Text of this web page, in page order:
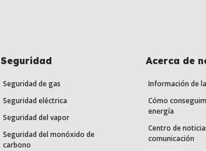
Seguridad
Seguridad de gas
Seguridad eléctrica
Seguridad del vapor
Seguridad del monóxido de
carbono
Acerca de
Información de
Cómo
energía
Centro de
comunicación